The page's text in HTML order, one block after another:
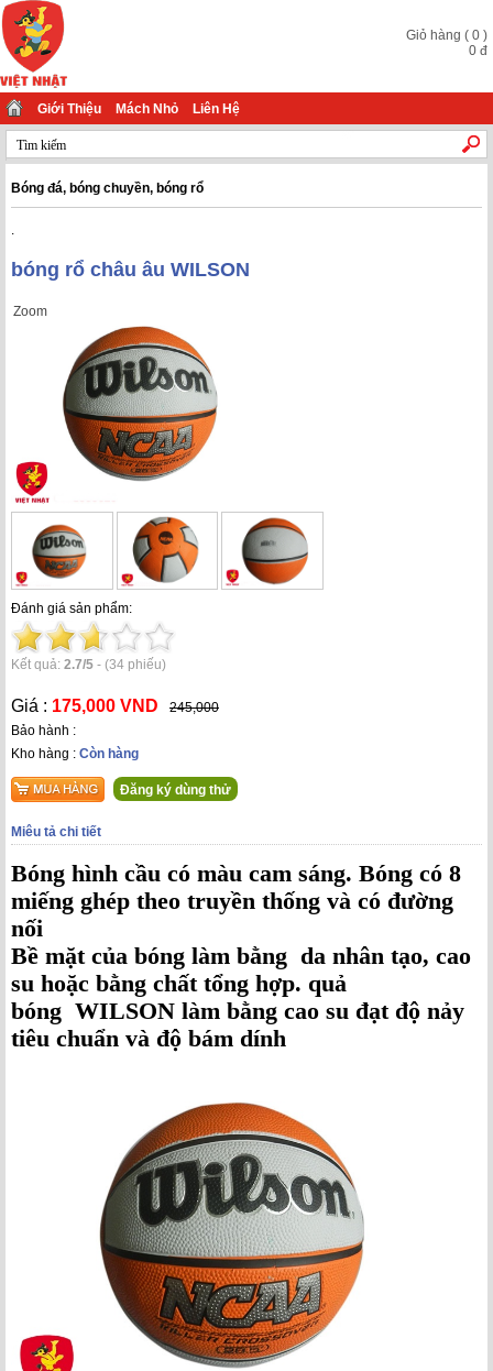
Giỏ hàng ( 0 )
0 đ
Giới Thiệu Mách Nhỏ Liên Hệ
Bóng đá, bóng chuyền, bóng rổ
.
bóng rổ châu âu WILSON
Zoom
Đánh giá sản phẩm:
Kết quả: 2.7/5 - (34 phiếu)
Giá : 175,000 VND
245,000
Bảo hành :
Kho hàng : Còn hàng
Đăng ký dùng thử
Miêu tả chi tiết
Bóng hình cầu có màu cam sáng. Bóng có 8
miếng ghép theo truyền thống và có đường
nối
Bề mặt của bóng làm bằng da nhân tạo, cao
su hoặc bằng chất tổng hợp. quả
bóng WILSON làm bằng cao su đạt độ nảy
tiêu chuẩn và độ bám dính